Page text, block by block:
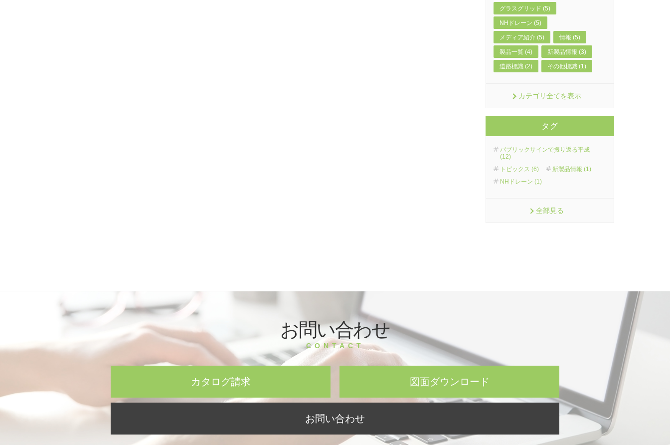
グラスグリッド (5)
NHドレーン (5)
メディア紹介 (5) 情報 (5)
製品一覧 (4) 新製品情報 (3)
道路標識 (2) その他標識 (1)
カテゴリ全てを表示
タグ
パブリックサインで振り返る平成
(12)
トピックス (6)
新製品情報 (1)
NHドレーン (1)
全部見る
お問い合わせ
CONTACT
カタログ請求 図面ダウンロード
お問い合わせ